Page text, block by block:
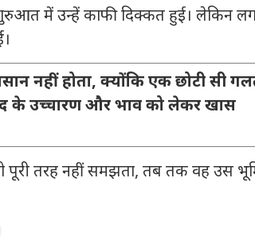
में उन्हें काफी दिक्कत हुई। लेकिन
नहीं होता, क्योंकि एक छोटी सी
के उच्चारण और भाव को लेकर खास
पूरी तरह नहीं समझता, तब तक वह उस